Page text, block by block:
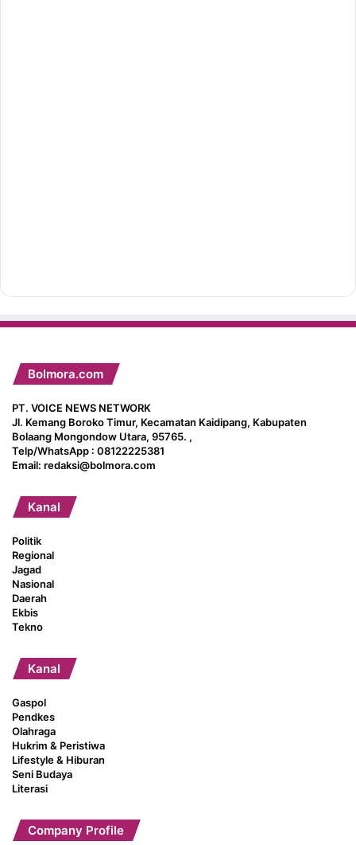
Bolmora.com
PT. VOICE NEWS NETWORK
Jl. Kemang Boroko Timur, Kecamatan Kaidipang, Kabupaten
Bolaang Mongondow Utara, 95765. ,
Telp/WhatsApp : 08122225381
Email: redaksi@bolmora.com
Kanal
Politik
Regional
Jagad
Nasional
Daerah
Ekbis
Tekno
Kanal
Gaspol
Pendkes
Olahraga
Hukrim & Peristiwa
Lifestyle & Hiburan
Seni Budaya
Literasi
Company Profile